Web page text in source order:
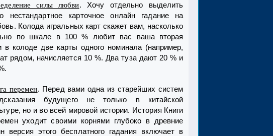
силы любви. Хочу отдельно выделить
нестандартное карточное онлайн гадание на
Колода игральных карт скажет вам, насколько
по шкале в 100 % любит вас ваша вторая
в колоде две карты одного номинала (например,
рядом, начисляется 10 %. Два туза дают 20 % и
перемен. Перед вами одна из старейших систем
будущего не только в китайской
но и во всей мировой истории. История Книги
уходит своими корнями глубоко в древние
версия этого бесплатного гадания включает в